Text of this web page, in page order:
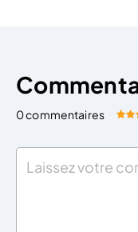
0 commentaires